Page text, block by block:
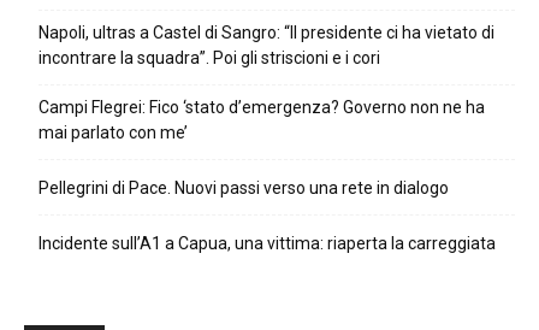
Napoli, ultras a Castel di Sangro: “Il presidente ci ha vietato di
incontrare la squadra”. Poi gli striscioni e i cori
Campi Flegrei: Fico ‘stato d’emergenza? Governo non ne ha
mai parlato con me’
Pellegrini di Pace. Nuovi passi verso una rete in dialogo
Incidente sull’A1 a Capua, una vittima: riaperta la carreggiata